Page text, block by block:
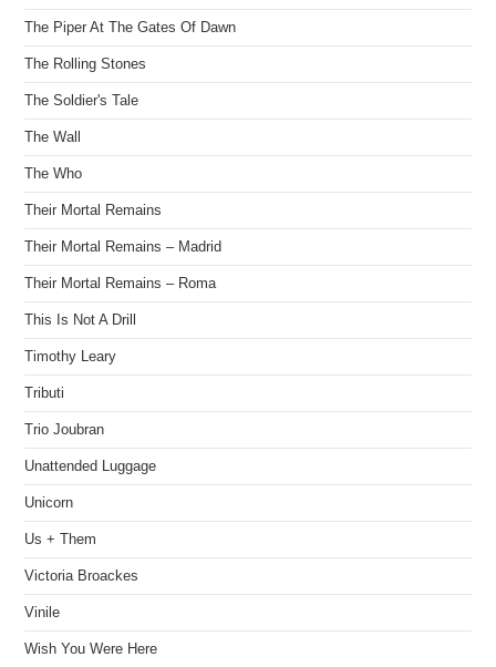
The Piper At The Gates Of Dawn
The Rolling Stones
The Soldier's Tale
The Wall
The Who
Their Mortal Remains
Their Mortal Remains – Madrid
Their Mortal Remains – Roma
This Is Not A Drill
Timothy Leary
Tributi
Trio Joubran
Unattended Luggage
Unicorn
Us + Them
Victoria Broackes
Vinile
Wish You Were Here